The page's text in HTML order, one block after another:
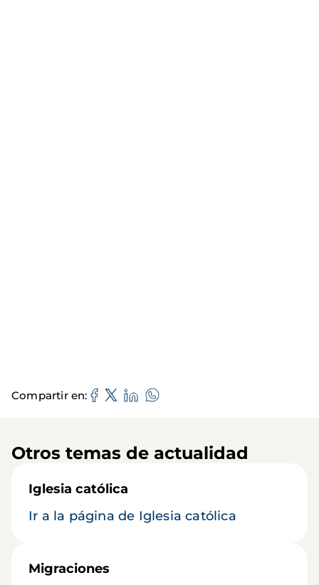
Compartir en
Otros temas de actualidad
Iglesia católica
Ir a la página de Iglesia católica
Migraciones